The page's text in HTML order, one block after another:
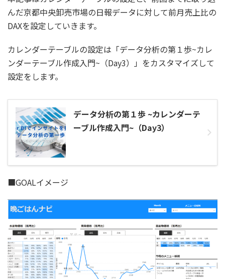
んだ京都中央卸売市場の日報データに対して前月売上比の
DAXを設定していきます。
カレンダーテーブルの設定は「データ分析の第１歩~カレ
ンダーテーブル作成入門~（Day3）」をカスタマイズして
設定をします。
データ分析の第１歩 ~カレンダーテ
ーブル作成入門~（Day3）
■GOALイメージ